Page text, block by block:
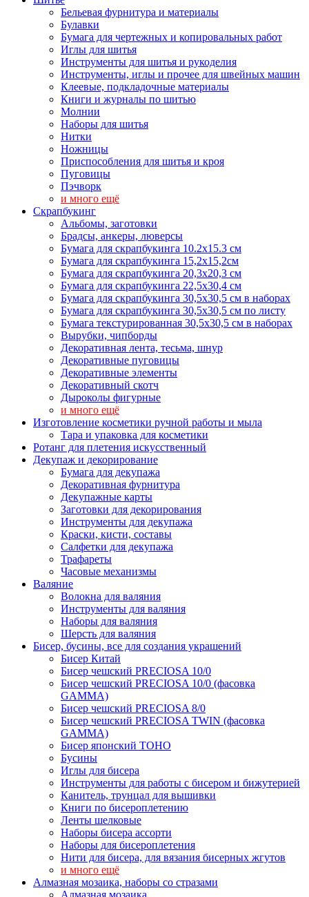
Бельевая фурнитура и материалы
Булавки
Бумага для чертежных и копировальных работ
Иглы для шитья
Инструменты для шитья и рукоделия
Инструменты, иглы и прочее для швейных машин
Клеевые, подкладочные материалы
Книги и журналы по шитью
Молнии
Наборы для шитья
Нитки
Ножницы
Приспособления для шитья и кроя
Пуговицы
Пэчворк
и много ещё
Скрапбукинг
Альбомы, заготовки
Брадсы, анкеры, люверсы
Бумага для скрапбукинга 10.2х15.3 см
Бумага для скрапбукинга 15,2х15,2см
Бумага для скрапбукинга 20,3х20,3 см
Бумага для скрапбукинга 22,5х30,4 см
Бумага для скрапбукинга 30,5х30,5 см в наборах
Бумага для скрапбукинга 30,5х30,5 см по листу
Бумага текстурированная 30,5х30,5 см в наборах
Вырубки, чипборды
Декоративная лента, тесьма, шнур
Декоративные пуговицы
Декоративные элементы
Декоративный скотч
Дыроколы фигурные
и много ещё
Изготовление косметики ручной работы и мыла
Тара и упаковка для косметики
Ротанг для плетения искусственный
Декупаж и декорирование
Бумага для декупажа
Декоративная фурнитура
Декупажные карты
Заготовки для декорирования
Инструменты для декупажа
Краски, кисти, составы
Салфетки для декупажа
Трафареты
Часовые механизмы
Валяние
Волокна для валяния
Инструменты для валяния
Наборы для валяния
Шерсть для валяния
Бисер, бусины, все для создания украшений
Бисер Китай
Бисер чешский PRECIOSA 10/0
Бисер чешский PRECIOSA 10/0 (фасовка
GAMMA)
Бисер чешский PRECIOSA 8/0
Бисер чешский PRECIOSA TWIN (фасовка
GAMMA)
Бисер японский TOHO
Бусины
Иглы для бисера
Инструменты для работы с бисером и бижутерией
Канитель, трунцал для вышивки
Книги по бисероплетению
Ленты шелковые
Наборы бисера ассорти
Наборы для бисероплетения
Нити для бисера, для вязания бисерных жгутов
и много ещё
Алмазная мозаика, наборы со стразами
Алмазная мозаика